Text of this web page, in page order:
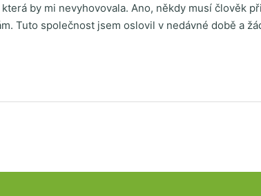
by mi nevyhovovala. Ano, někdy musí člověk
Tuto společnost jsem oslovil v nedávné době a